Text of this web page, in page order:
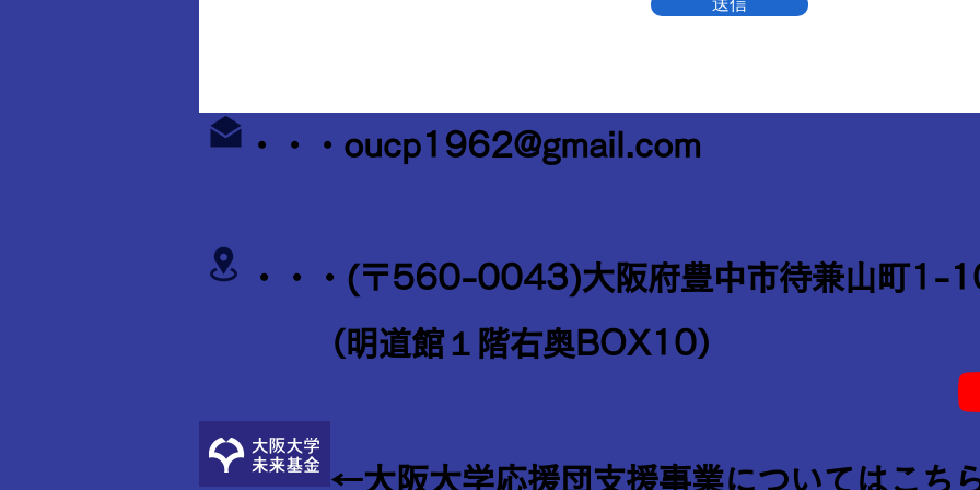
・・・ oucp1962@gmail.com
・・・(〒560-0043)大阪府豊中市待兼山町1-
（明道館１階右奥BOX10）
←大阪大学応援団支援事業についてはこち